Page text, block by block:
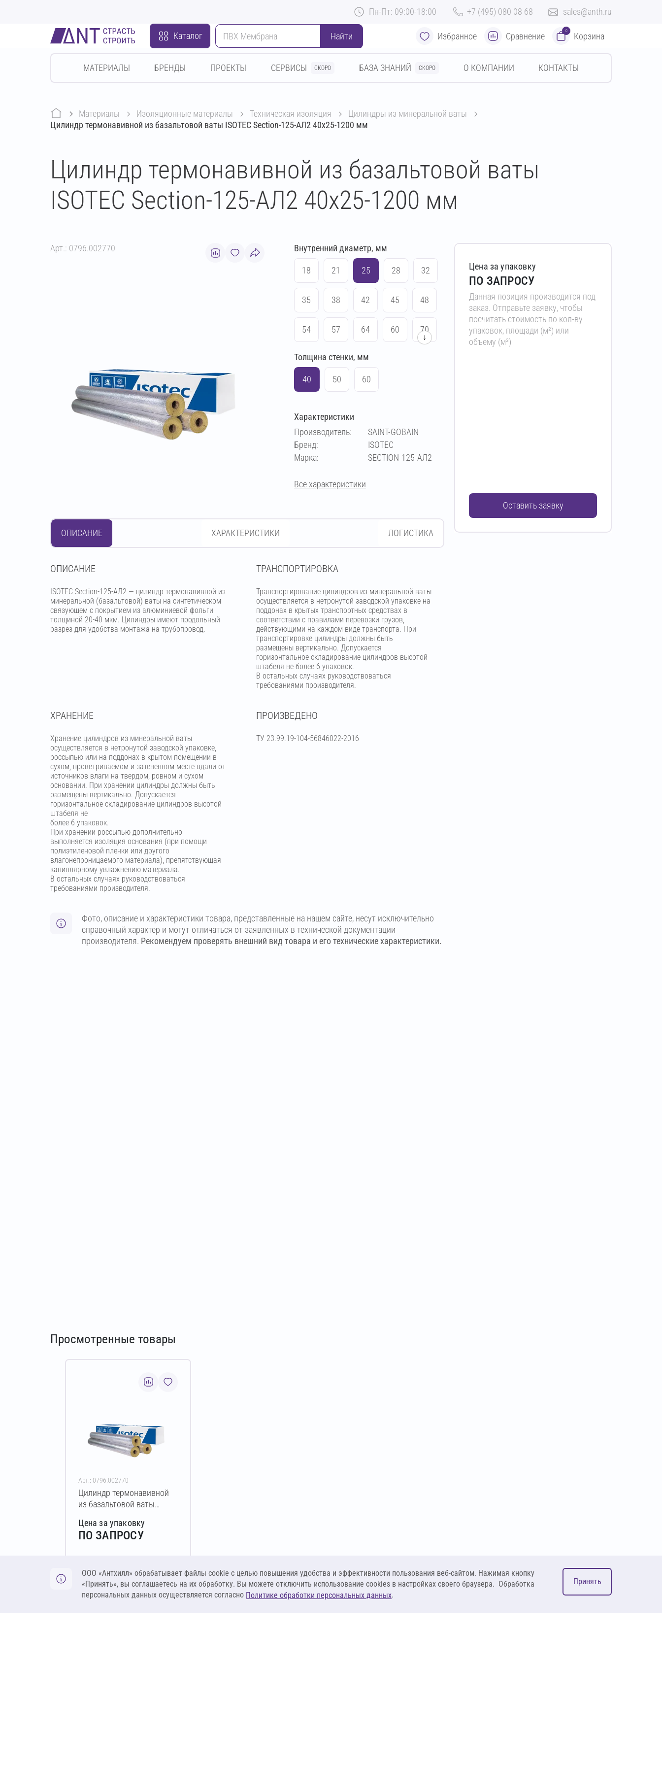
Пн-Пт: 09:00-18:00 +7 (495) 080 08 68 sales@anth.ru
Каталог Найти Избранное Сравнение
0
Корзина
МАТЕРИАЛЫ БРЕНДЫ ПРОЕКТЫ СЕРВИСЫ СКОРО БАЗА ЗНАНИЙ СКОРО О КОМПАНИИ КОНТАКТЫ
Материалы изоляционные материалы техническая изоляция
цилиндры из минеральной ваты
Цилиндр термонавивной из базальтовой ваты ISOTEC Section-125-АЛ2 40х25-1200 мм
Цилиндр термонавивной из базальтовой ваты
ISOTEC Section-125-АЛ2 40х25-1200 мм
Арт.: 0796.002770 Внутренний диаметр, мм
18 21 25 28 32
35 38 42 45 48
54 57 64 60 70
76 83 89
114 133
159 169
273
↓
Толщина стенки, мм
40 50 60
Характеристики
Производитель:
SAINT-GOBAIN
Бренд:
ISOTEC
Марка:
SECTION-125-АЛ2
Все характеристики
ОПИСАНИЕ ХАРАКТЕРИСТИКИ ЛОГИСТИКА
OПИСАНИЕ
ISOTEC Section-125-АЛ2 — цилиндр термонавивной из
минеральной (базальтовой) ваты на синтетическом
связующем с покрытием из алюминиевой фольги
толщиной 20-40 мкм. Цилиндры имеют продольный
разрез для удобства монтажа на трубопровод.
ТРАНСПОРТИРОВКА
Транспортирование цилиндров из минеральной ваты
осуществляется в нетронутой заводской упаковке на
поддонах в крытых транспортных средствах в
соответствии с правилами перевозки грузов,
действующими на каждом виде транспорта. При
транспортировке цилиндры должны быть
размещены вертикально. Допускается
горизонтальное складирование цилиндров высотой
штабеля не более 6 упаковок.
В остальных случаях руководствоваться
требованиями производителя.
ХРАНЕНИЕ
Хранение цилиндров из минеральной ваты
осуществляется в нетронутой заводской упаковке,
россыпью или на поддонах в крытом помещении в
сухом, проветриваемом и затененном месте вдали от
источников влаги на твердом, ровном и сухом
основании. При хранении цилиндры должны быть
размещены вертикально. Допускается
горизонтальное складирование цилиндров высотой
штабеля не
более 6 упаковок.
При хранении россыпью дополнительно
выполняется изоляция основания (при помощи
полиэтиленовой пленки или другого
влагонепроницаемого материала), препятствующая
капиллярному увлажнению материала.
В остальных случаях руководствоваться
требованиями производителя.
ПРОИЗВЕДЕНО
ТУ 23.99.19-104-56846022-2016
Фото, описание и характеристики товара, представленные на нашем сайте, несут исключительно
справочный характер и могут отличаться от заявленных в технической документации
производителя. Рекомендуем проверять внешний вид товара и его технические характеристики.
Цена за упаковку
ПО ЗАПРОСУ
Данная позиция производится под
заказ. Отправьте заявку, чтобы
посчитать стоимость по кол-ву
упаковок, площади (м²) или
объему (м³)
Оставить заявку
Просмотренные товары
Арт.: 0796.002770
Цилиндр термонавивной
из базальтовой ваты
40х25-1200 мм
Цена за упаковку
ПО ЗАПРОСУ
Оставить заявку
ООО «Антхилл» обрабатывает файлы cookie c целью повышения удобства и эффективности пользования веб-сайтом. Нажимая кнопку
«Принять», вы соглашаетесь на их обработку. Вы можете отключить использование cookies в настройках своего браузера. Обработка
персональных данных осуществляется согласно Политике обработки персональных данных.
Принять